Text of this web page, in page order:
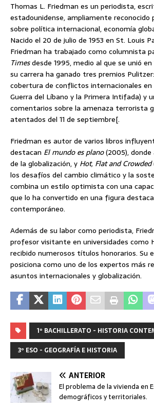
Thomas L. Friedman es un periodista,
estadounidense, ampliamente reconocido
sobre política internacional, economía
Nacido el 20 de julio de 1953 en St. Louis
Friedman ha trabajado como columnista
Timesdesde 1995, medio al que se unió en
su carrera ha ganado tres premios
cobertura de conflictos internacionales
Guerra del Líbano y la Primera Intifada) y
comentarios sobre la amenaza terrorista
atentados del 11 de septiembre[.
Friedman es autor de varios libros
destacan El mundo es plano(2005), donde
de la globalización, y Hot, Flat and Crowded
los desafíos del cambio climático y la
combina un estilo optimista con una
que lo ha convertido en una figura
contemporáneo.
Además de su labor como periodista,
profesor visitante en universidades como
recibido numerosos títulos honorarios. Su
posiciona como uno de los expertos más
asuntos internacionales y globalización.
1º BACHILLERATO - HISTORIA
3º ESO - GEOGRAFÍA E HISTORIA
ANTERIOR
El problema de la vivienda en
demográficos y territoriales.